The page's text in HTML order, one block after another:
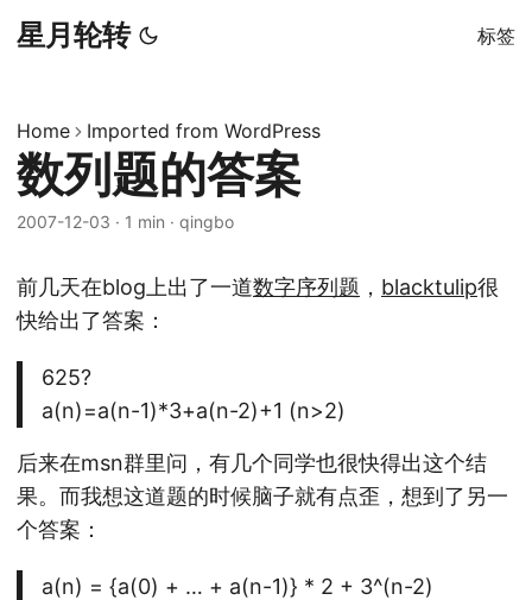
星月轮转 标签
Home Imported from WordPress
数列题的答案
2007-12-03 · 1 min · qingbo
前几天在blog上出了一道数字序列题 ， blacktulip很
快给出了答案：
625?
a(n)=a(n-1)*3+a(n-2)+1 (n>2)
后来在msn群里问，有几个同学也很快得出这个结
果。而我想这道题的时候脑子就有点歪，想到了另一
个答案：
a(n) = {a(0) + … + a(n-1)} * 2 + 3^(n-2)